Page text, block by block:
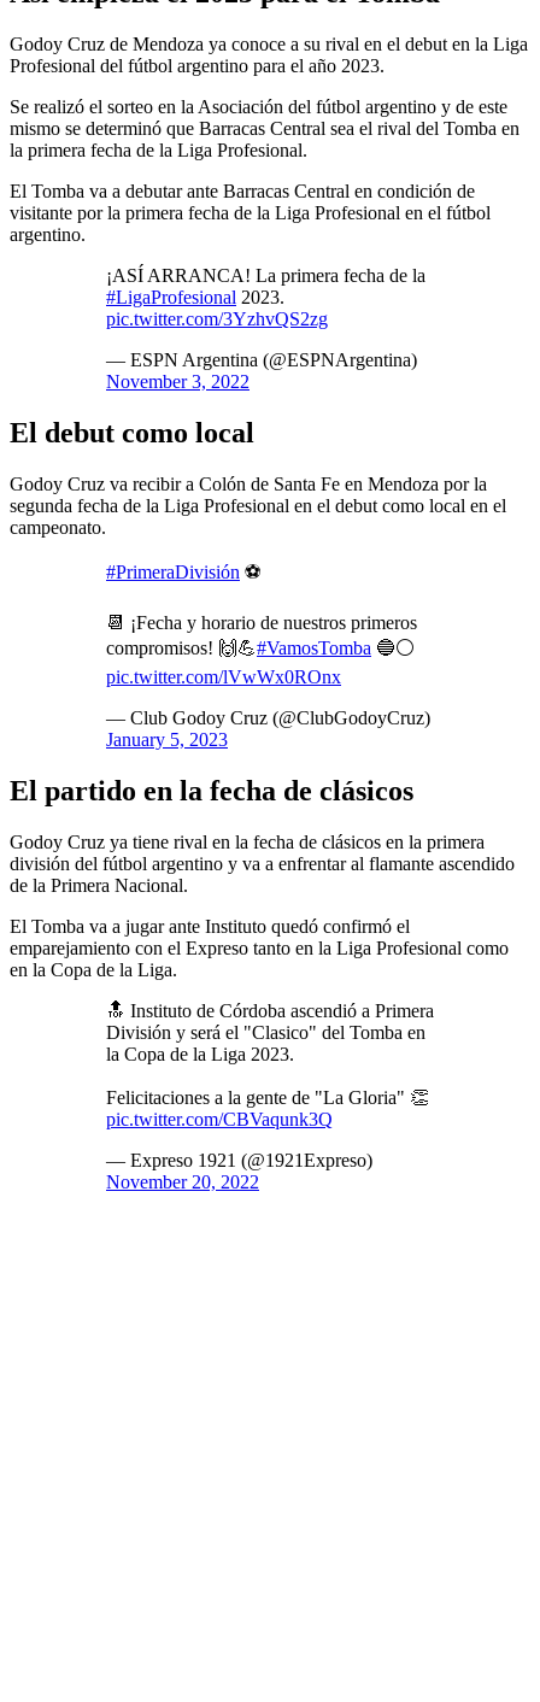
Godoy Cruz de Mendoza ya conoce a su rival en el debut en la Liga
Profesional del fútbol argentino para el año 2023.
Se realizó el sorteo en la Asociación del fútbol argentino y de este
mismo se determinó que Barracas Central sea el rival del Tomba en
la primera fecha de la Liga Profesional.
El Tomba va a debutar ante Barracas Central en condición de
visitante por la primera fecha de la Liga Profesional en el fútbol
argentino.
¡ASÍ ARRANCA! La primera fecha de la
#LigaProfesional 2023.
pic.twitter.com/3YzhvQS2zg
— ESPN Argentina (@ESPNArgentina)
November 3, 2022
El debut como local
Godoy Cruz va recibir a Colón de Santa Fe en Mendoza por la
segunda fecha de la Liga Profesional en el debut como local en el
campeonato.
#PrimeraDivisión ⚽
📆 ¡Fecha y horario de nuestros primeros
compromisos! 🙌💪#VamosTomba 🔵⚪
pic.twitter.com/lVwWx0ROnx
— Club Godoy Cruz (@ClubGodoyCruz)
January 5, 2023
El partido en la fecha de clásicos
Godoy Cruz ya tiene rival en la fecha de clásicos en la primera
división del fútbol argentino y va a enfrentar al flamante ascendido
de la Primera Nacional.
El Tomba va a jugar ante Instituto quedó confirmó el
emparejamiento con el Expreso tanto en la Liga Profesional como
en la Copa de la Liga.
🔝 Instituto de Córdoba ascendió a Primera
División y será el "Clasico" del Tomba en
la Copa de la Liga 2023.
Felicitaciones a la gente de "La Gloria" 👏
pic.twitter.com/CBVaqunk3Q
— Expreso 1921 (@1921Expreso)
November 20, 2022